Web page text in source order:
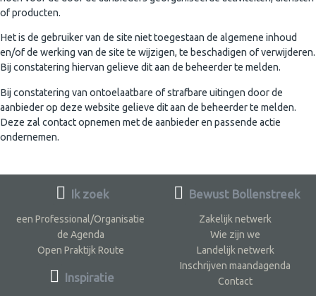
of producten.
Het is de gebruiker van de site niet toegestaan de algemene inhoud
en/of de werking van de site te wijzigen, te beschadigen of verwijderen.
Bij constatering hiervan gelieve dit aan de beheerder te melden.
Bij constatering van ontoelaatbare of strafbare uitingen door de
aanbieder op deze website gelieve dit aan de beheerder te melden.
Deze zal contact opnemen met de aanbieder en passende actie
ondernemen.
Ik zoek
een Professional/Organisatie
de Agenda
Open Praktijk Route
Inspiratie
Bewust Bollenstreek
Zakelijk netwerk
Wie zijn we
Landelijk netwerk
Inschrijven maandagenda
Contact